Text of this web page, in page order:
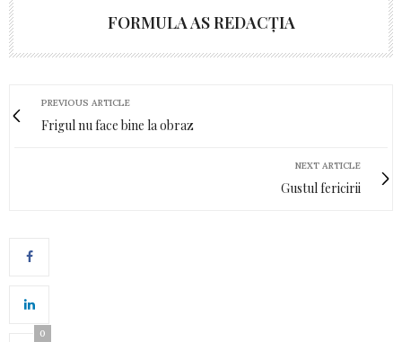
FORMULA AS REDACȚIA
PREVIOUS ARTICLE
Frigul nu face bine la obraz
NEXT ARTICLE
Gustul fericirii
0